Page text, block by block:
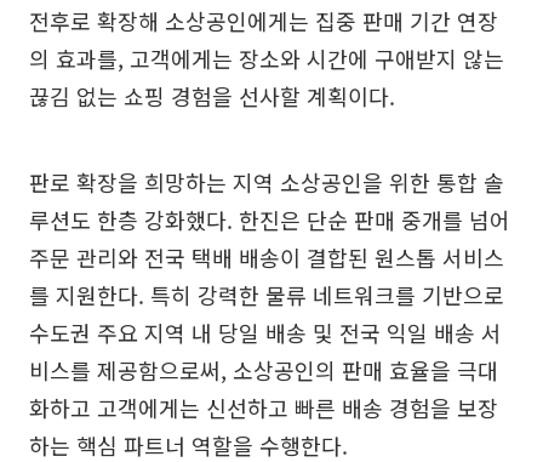
전후로 확장해 소상공인에게는 집중 판매 기간 연장
의 효과를, 고객에게는 장소와 시간에 구애받지 않는
끊김 없는 쇼핑 경험을 선사할 계획이다.
판로 확장을 희망하는 지역 소상공인을 위한 통합 솔
루션도 한층 강화했다. 한진은 단순 판매 중개를 넘어
주문 관리와 전국 택배 배송이 결합된 원스톱 서비스
를 지원한다. 특히 강력한 물류 네트워크를 기반으로
수도권 주요 지역 내 당일 배송 및 전국 익일 배송 서
비스를 제공함으로써, 소상공인의 판매 효율을 극대
화하고 고객에게는 신선하고 빠른 배송 경험을 보장
하는 핵심 파트너 역할을 수행한다.